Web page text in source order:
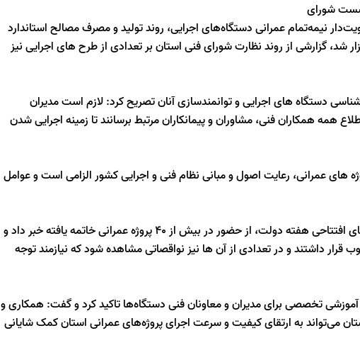
شورای
نیمه‌تمام عمرانی دستگاه‌های اجرایی، روند تولید و مصرف مصالح استاندارد
گزارشی از روند نظارت شورای فنی استان بر تعدادی از طرح های اجرایی نیز
دستگاه های اجرایی و توانمندسازی آنان تصریح کرد: لازم است مدیران
همه همکاران فنی، مشاوران و پیمانکاران مرتبط برسانند تا زمینه اجرایی شدن
های عمرانی، رعایت اصول و مبانی نظام فنی و اجرایی کشور الزامی است و عوامل
معاون عمرانی استاندار بوشهر در ارزیابی طرح‌های افتتاحی هفته دولت، از حضور در بیش از ۴۰ پروژه عمرانی خاتمه یافته خبر داد و
داشتند و در تعدادی از آن ها نیز نواقصاتی مشاهده شود که نیازمند توجه
آموزشی تخصصی برای مدیران و معاونان فنی دستگاه‌ها تاکید کرد و گفت: همکاری و
به ارتقای کیفیت و سرعت اجرای پروژه‌های عمرانی استان کمک شایانی